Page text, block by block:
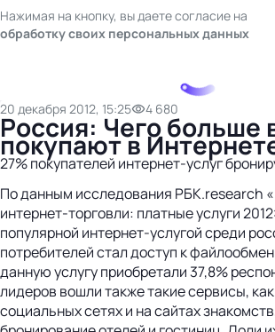
Нажимая на кнопку, вы даете согласие на
обработку своих персональных данных
20 декабря 2012, 15:25 4 680
Россия: Чего больше
покупают в
27% покупателей интернет-услуг
По данным исследования РБК.research
интернет-торговли: платные услуги
популярной интернет-услугой среди
потребителей стал доступ к
данную услугу приобретали 37,8%
лидеров вошли также такие сервисы,
социальных сетях и на сайтах